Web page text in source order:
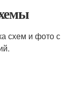
схем и фото с